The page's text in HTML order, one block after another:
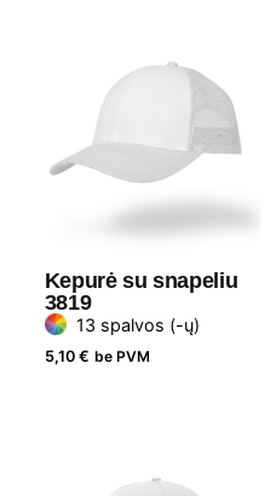
Medžiaga Poliesteris
Prekės ženklas
Kepurė su snapeliu
3819
13 spalvos (-ų)
5,10 € be PVM